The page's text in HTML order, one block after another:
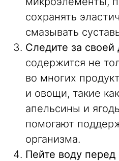
сохранять
смазывать
Следите за своей
содержится не
во многих
и овощи, такие
апельсины и
помогают
организма.
Пейте воду